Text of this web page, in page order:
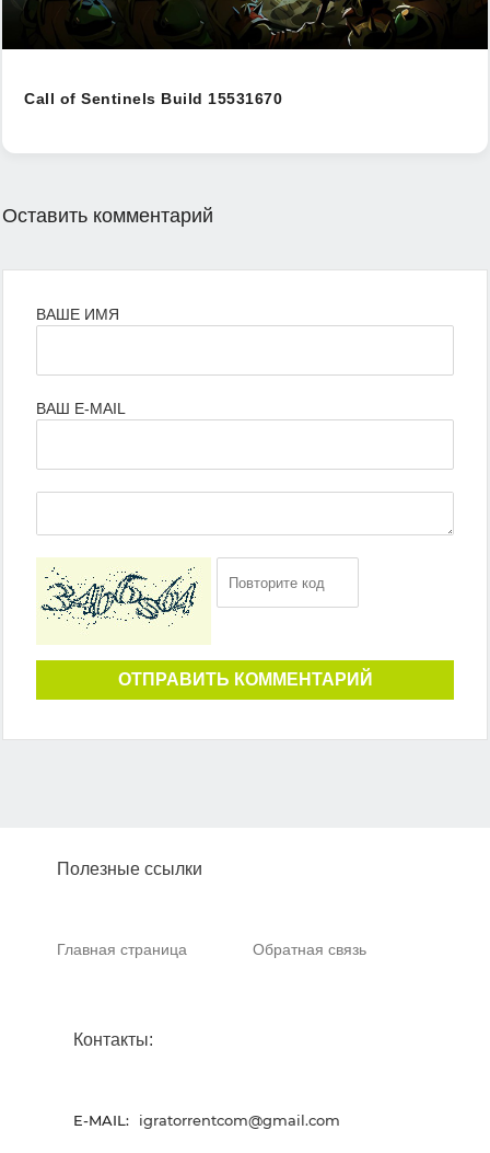
Call of Sentinels Build 15531670
Оставить комментарий
ВАШЕ ИМЯ
ВАШ E-MAIL
ОТПРАВИТЬ КОММЕНТАРИЙ
Полезные ссылки
Главная страница Обратная связь
Контакты:
E-MAIL: igratorrentcom@gmail.com